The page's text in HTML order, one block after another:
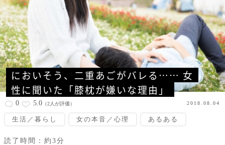
においそう、二重あごがバレる…… 女
性に聞いた「膝枕が嫌いな理由」
0 5.0 （2人が評価） 2018.08.04
生活／暮らし 女の本音／心理 あるある
読了時間：約3分